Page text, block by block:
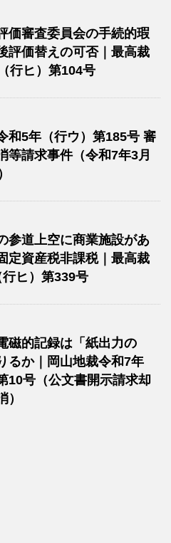
価審査委員会の手続的瑕
評価替えの可否｜最高裁
行ヒ）第104号
和5年（行ウ）第185号 審
等請求事件（令和7年3月
参道上空に商業施設があ
定資産税非課税｜最高裁
ヒ）第339号
磁的記録は「紙出力の
るか｜岡山地裁令和7年
10号（公文書開示請求却
）